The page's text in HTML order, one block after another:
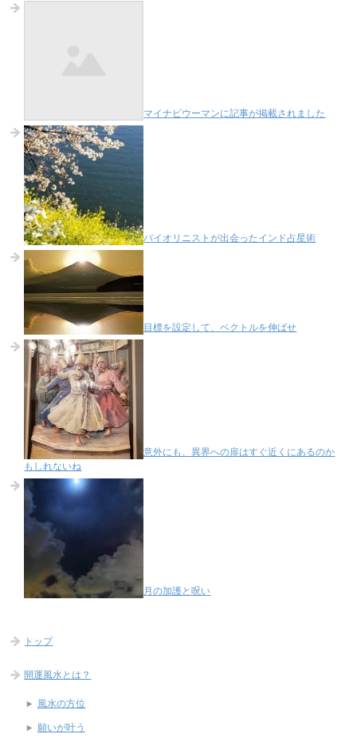
マイナビウーマンに記事が掲載されました
バイオリニストが出会ったインド占星術
目標を設定して、ベクトルを伸ばせ
意外にも、異界への扉はすぐ近くにあるのか
もしれないね
月の加護と呪い
トップ
開運風水とは？
風水の方位
願いが叶う